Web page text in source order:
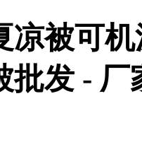
凉被可
批发 - 厂